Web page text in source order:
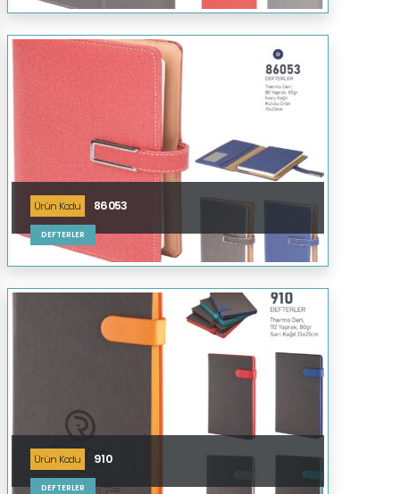
Ürün Kodu 86053
DEFTERLER
Ürün Kodu 910
DEFTERLER